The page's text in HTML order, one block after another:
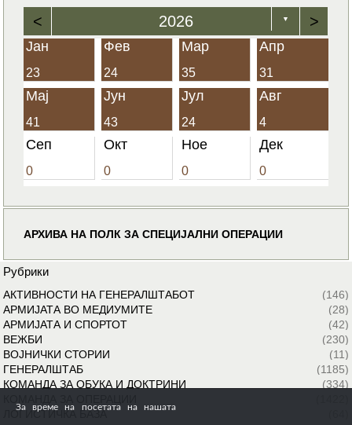
< 2026 ▼ >
Јан
23
Фев
24
Мар
35
Апр
31
Мај
41
Јун
43
Јул
24
Авг
4
Сеп
0
Окт
0
Ное
0
Дек
0
АРХИВА НА ПОЛК ЗА СПЕЦИЈАЛНИ ОПЕРАЦИИ
Рубрики
АКТИВНОСТИ НА ГЕНЕРАЛШТАБОТ
(146)
АРМИЈАТА ВО МЕДИУМИТЕ
(28)
АРМИЈАТА И СПОРТОТ
(42)
ВЕЖБИ
(230)
ВОЈНИЧКИ СТОРИИ
(11)
ГЕНЕРАЛШТАБ
(1185)
КОМАНДА ЗА ОБУКА И ДОКТРИНИ
(334)
ЛОГИСТИЧКА БАЗА
За време на посетата на нашата